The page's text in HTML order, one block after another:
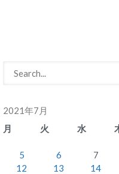
2021年7月
月
火 水
5
6 7
12
13 14